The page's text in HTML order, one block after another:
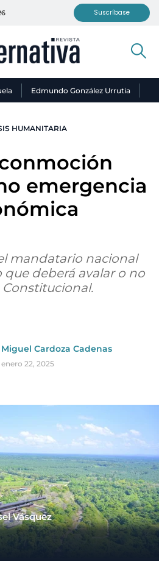
Suscríbase
Edmundo González Urrutia
HUMANITARIA
emergencia
mandatario nacional
deberá avalar o no
Constitucional.
Miguel Cardoza Cadenas
enero 22, 2025
Vásquez